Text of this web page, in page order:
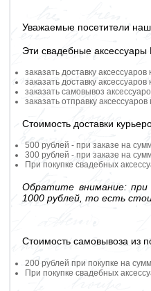
Уважаемые посетители
Эти свадебные
заказать доставку
заказать доставку
заказать самовывоз
заказать отправку
Стоимость доставки
500 рублей - при заказе на
300 рублей - при заказе на
При покупке свадебных
Обратите внимание: при
1000 рублей, то есть
Стоимость самовывоза из
200 рублей при покупке на
При покупке свадебных